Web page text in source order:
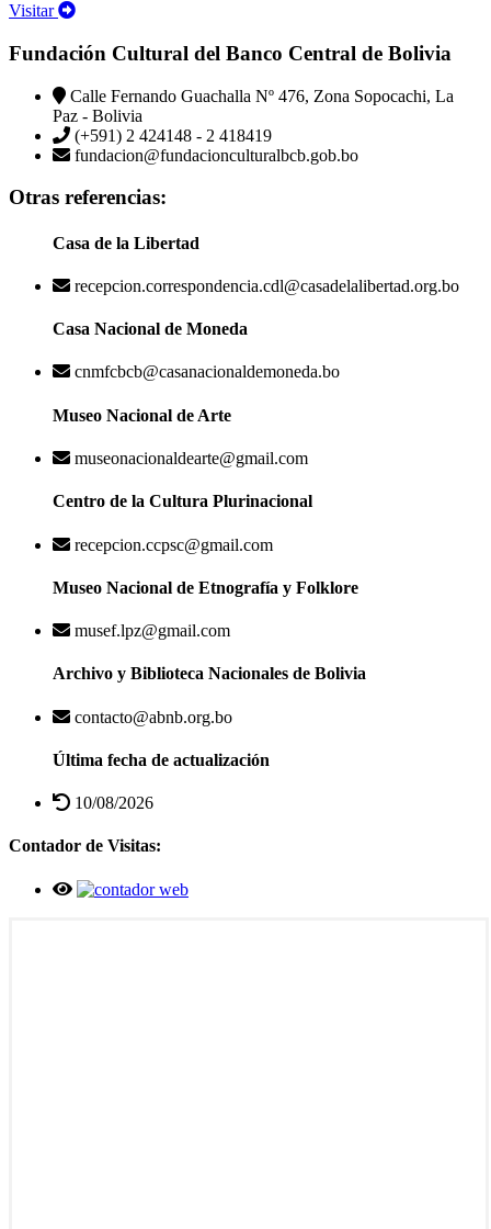
Visitar
Fundación Cultural del Banco Central de Bolivia
Calle Fernando Guachalla Nº 476, Zona Sopocachi, La
Paz - Bolivia
(+591) 2 424148 - 2 418419
fundacion@fundacionculturalbcb.gob.bo
Otras referencias:
Casa de la Libertad
recepcion.correspondencia.cdl@casadelalibertad.org.bo
Casa Nacional de Moneda
cnmfcbcb@casanacionaldemoneda.bo
Museo Nacional de Arte
museonacionaldearte@gmail.com
Centro de la Cultura Plurinacional
recepcion.ccpsc@gmail.com
Museo Nacional de Etnografía y Folklore
musef.lpz@gmail.com
Archivo y Biblioteca Nacionales de Bolivia
contacto@abnb.org.bo
Última fecha de actualización
10/08/2026
Contador de Visitas: